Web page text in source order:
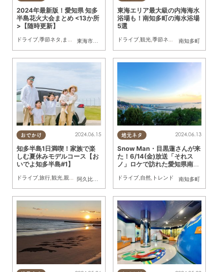
東海市
, 大府市 知多市 ,東浦町,阿久比町,半田市,常滑市
2024年最新版！愛知県 知多
半島花火大会まとめ <13か所
>【随時更新】
ドライブ,季節ネタ , まとめ記事 ,家族 カップル,友人 南知多町
東海エリア最大級の内海海水
浴場も！南知多町の海水浴場
5選
ドライブ,観光,季節ネタ 家族,カップル
おでかけ
阿久比町 南知多町
2024.06.15
知多半島1日満喫！家族で楽
しむ夏休みモデルコース【お
いでよ知多半島#1】
ドライブ,旅行,観光,親子 家族
地元ネタ
南知多町
2024.06.13
Snow Man・目黒蓮さんが来
た！6/14(金)放送「それス
ノ」ロケで訪れた愛知県南知
ドライブ,自然, トレンド